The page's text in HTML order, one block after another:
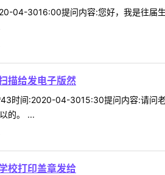
04-3016:00提问内容:您好，我是往届
描给发电子版然
时间:2020-04-3015:30提问内容:请问
的。 ...
校打印盖章发给